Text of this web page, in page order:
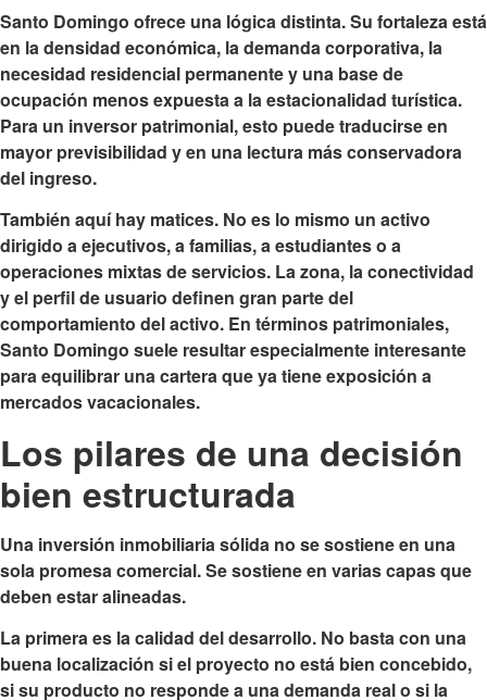
Santo Domingo ofrece una lógica distinta. Su fortaleza está
en la densidad económica, la demanda corporativa, la
necesidad residencial permanente y una base de
ocupación menos expuesta a la estacionalidad turística.
Para un inversor patrimonial, esto puede traducirse en
mayor previsibilidad y en una lectura más conservadora
del ingreso.
También aquí hay matices. No es lo mismo un activo
dirigido a ejecutivos, a familias, a estudiantes o a
operaciones mixtas de servicios. La zona, la conectividad
y el perfil de usuario definen gran parte del
comportamiento del activo. En términos patrimoniales,
Santo Domingo suele resultar especialmente interesante
para equilibrar una cartera que ya tiene exposición a
mercados vacacionales.
Los pilares de una decisión
bien estructurada
Una inversión inmobiliaria sólida no se sostiene en una
sola promesa comercial. Se sostiene en varias capas que
deben estar alineadas.
La primera es la calidad del desarrollo. No basta con una
buena localización si el proyecto no está bien concebido,
si su producto no responde a una demanda real o si la